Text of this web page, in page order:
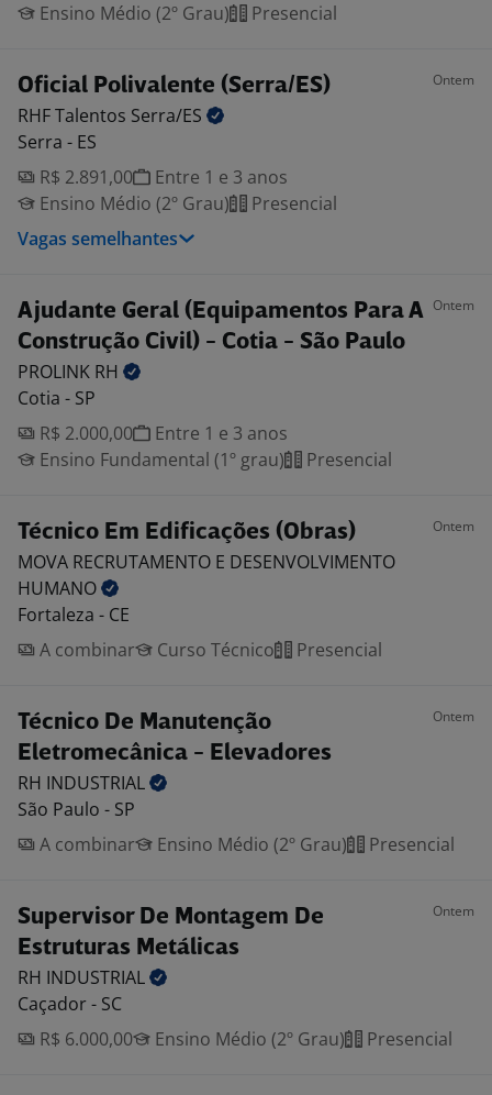
Ensino Médio (2º Grau)
Presencial
Oficial Polivalente (Serra/ES) Ontem
RHF Talentos Serra/ES
Serra - ES
R$ 2.891,00
Entre 1 e 3 anos
Ensino Médio (2º Grau)
Presencial
Vagas semelhantes
Ajudante Geral (Equipamentos Para A
Construção Civil) - Cotia - São Paulo
Ontem
PROLINK RH
Cotia - SP
R$ 2.000,00
Entre 1 e 3 anos
Ensino Fundamental (1º grau)
Presencial
Técnico Em Edificações (Obras) Ontem
MOVA RECRUTAMENTO E DESENVOLVIMENTO
HUMANO
Fortaleza - CE
A combinar
Curso Técnico Presencial
Técnico De Manutenção
Eletromecânica - Elevadores
Ontem
RH INDUSTRIAL
São Paulo - SP
A combinar
Ensino Médio (2º Grau) Presencial
Supervisor De Montagem De
Estruturas Metálicas
Ontem
RH INDUSTRIAL
Caçador - SC
R$ 6.000,00
Ensino Médio (2º Grau) Presencial